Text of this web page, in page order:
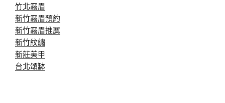
竹北霧眉
新竹霧眉預約
新竹霧眉推薦
新竹紋繡
新莊美甲
台北頌缽